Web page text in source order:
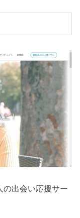
の出会い応援サー